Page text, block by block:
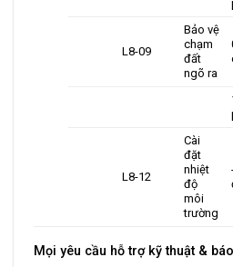
L8-09
Bảo vệ
chạm
đất
ngõ ra
L8-12
Cài
đặt
nhiệt
độ
môi
trường
Mọi yêu cầu hỗ trợ kỹ thuật &